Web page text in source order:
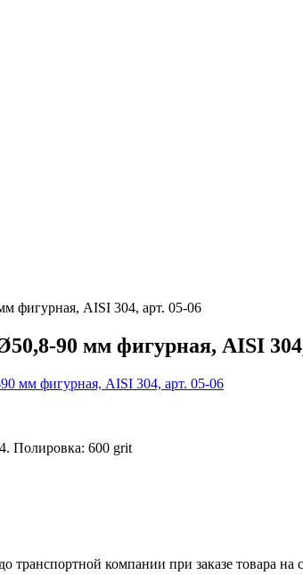
фигурная, AISI 304, арт. 05-06
90 мм фигурная, AISI
Полировка: 600 grit
транспортной компании при заказе товара на